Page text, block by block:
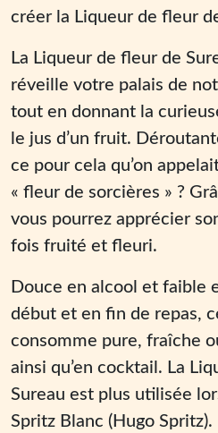
créer la Liqueur de fleur
La Liqueur de fleur de
réveille votre palais de
tout en donnant la
le jus d’un fruit.
ce pour cela qu’on
« fleur de sorcières » ?
vous pourrez apprécier
fois fruité et fleuri.
Douce en alcool et faible
début et en fin de repas,
consomme pure, fraîche
ainsi qu’en cocktail. La
Sureau est plus utilisée
Spritz Blanc (Hugo Spritz).